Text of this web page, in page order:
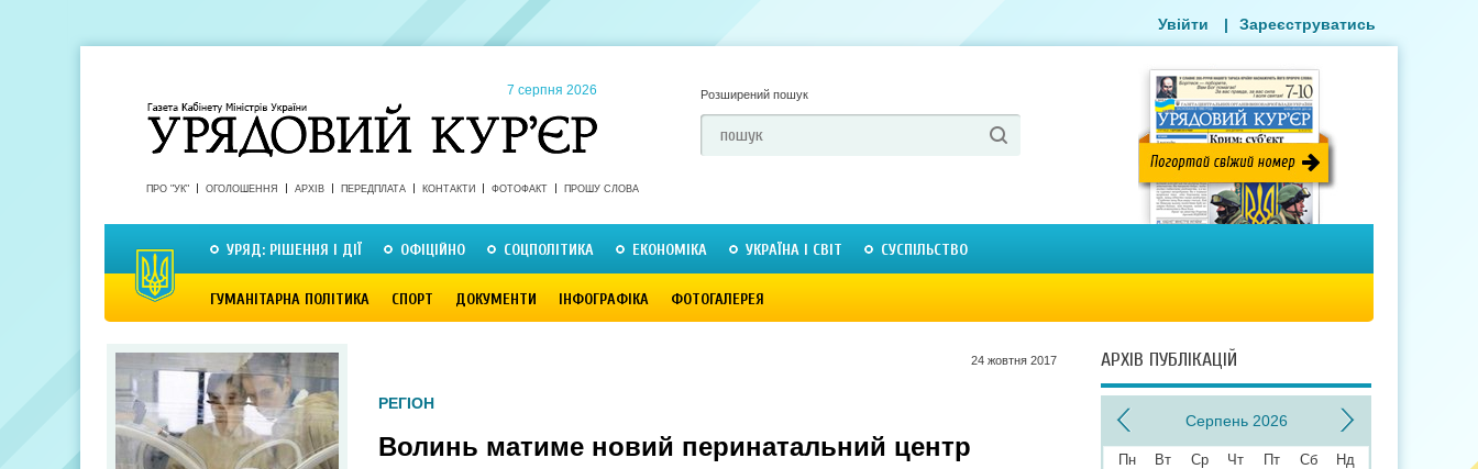
7 серпня 2026 Розширений пошук
ПРО "УК" ОГОЛОШЕННЯ АРХІВ ПЕРЕДПЛАТА КОНТАКТИ ФОТОФАКТ ПРОШУ СЛОВА
УРЯД: РІШЕННЯ І ДІЇ ОФІЦІЙНО СОЦПОЛІТИКА ЕКОНОМІКА УКРАЇНА І СВІТ СУСПІЛЬСТВО
ГУМАНІТАРНА ПОЛІТИКА СПОРТ ДОКУМЕНТИ ІНФОГРАФІКА ФОТОГАЛЕРЕЯ
Увійти | Зареєструватись
24 жовтня 2017
РЕГІОН
Волинь матиме новий перинатальний центр
АРХІВ ПУБЛІКАЦІЙ
Серпень 2026
Пн Вт Ср Чт Пт Сб
Нд